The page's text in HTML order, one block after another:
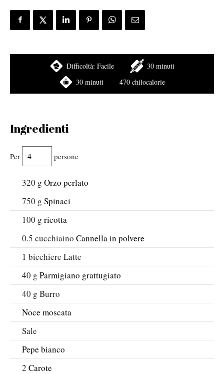
Difficoltà: Facile
30 minuti
30 minuti
470 chilocalorie
Ingredienti
Per persone
320 g Orzo perlato
750 g Spinaci
100 g ricotta
0.5 cucchiaino Cannella in polvere
1 bicchiere Latte
40 g Parmigiano grattugiato
40 g Burro
Noce moscata
Sale
Pepe bianco
2 Carote